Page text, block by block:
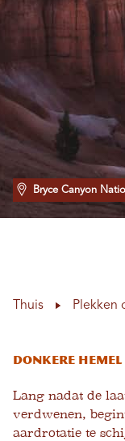
Bryce Canyon
Thuis Plekken
Donkere
Lang nadat de
verdwenen,
aardrotatie te